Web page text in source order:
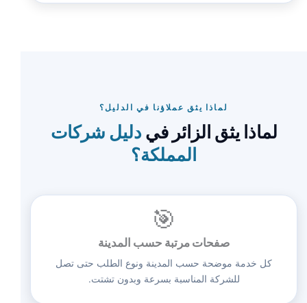
لماذا يثق عملاؤنا في الدليل؟
لماذا يثق الزائر فيدليل شركات
المملكة؟
🎯
صفحات مرتبة حسب المدينة
كل خدمة موضحة حسب المدينة ونوع الطلب حتى تصل
للشركة المناسبة بسرعة وبدون تشتت.